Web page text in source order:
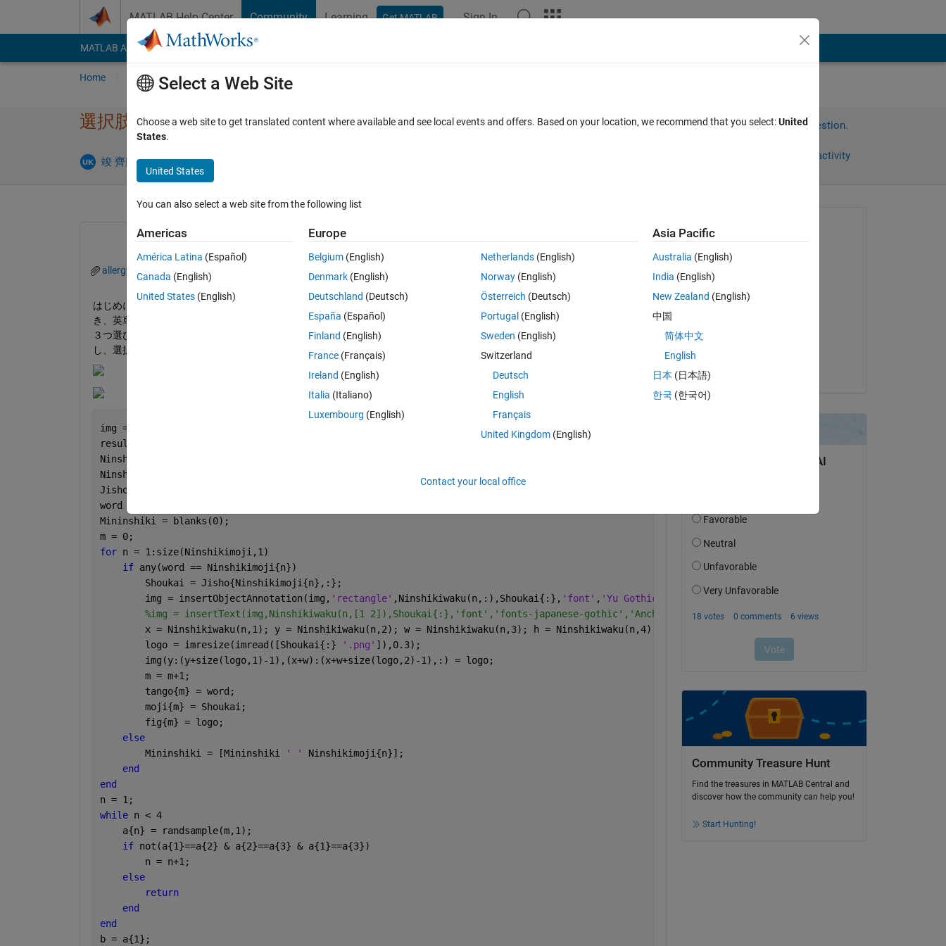
MATLAB Help Center Community Learning Get MATLAB Sign In
MATLAB Answers File Exchange Cody
Home Ask Answer Browse MATLAB FAQs
選択肢があるクイズのプログラムを作成する
竣 齊藤 19 Dec 2021
Sign in to answer this question.
Sign in to follow activity
Open in MATLAB Online 0 votes
allergy.xlsx
はじめに、OCR関数を用いて、英単語を読み取り、その英単語がallergy.xlsx内にあるかの判別を行います。順番に認識してい
き、英単語がallergy.xlsx内にあった場合、英単語と日本語訳とイラストに番号をつけていきます。次に、選択肢のランダムで
３つ選びます。（このとき重複しないようにします。）その後、３つの中から答えとなるものを選びます。最後に問題を出題
し、選択肢がイラストで表示されるようにします。
img = imread(
);
results = ocr(img);
Ninshikimoji = lower(results.Words);
Ninshikiwaku = results.WordBoundingBoxes;
Jisho = readtable(
word = categorical(Jisho.word);
Mininshiki = blanks(0);
m = 0;
for n = 1:size(Ninshikimoji,1)
if any(word == Ninshikimoji{n})
        Shoukai = Jisho{Ninshikimoji{n},:};
        img = insertObjectAnnotation(img,
'rectangle' ,Ninshikiwaku(n,:),Shoukai{:}, 'font' , 'Yu Gothic Bold'
%img = insertText(img,Ninshikiwaku(n,[1 2]),Shoukai{:},'font','fonts-japanese-gothic','AnchorPoint','LeftBottom');
        x = Ninshikiwaku(n,1); y = Ninshikiwaku(n,2); w = Ninshikiwaku(n,3); h = Ninshikiwaku(n,4);
        logo = imresize(imread([Shoukai{:}
'.png' ]),0.3);
        img(y:(y+size(logo,1)-1),(x+w):(x+w+size(logo,2)-1),:) = logo;
        m = m+1;
        tango{m} = word;
        moji{m} = Shoukai;
        fig{m} = logo;
else
        Mininshiki = [Mininshiki
' ' Ninshikimoji{n}];
end
end
n = 1;
while n < 4
    a{n} = randsample(m,1);
if not(a{1}==a{2} & a{2}==a{3} & a{1}==a{3})
        n = n+1;
else
return
end
end
b = a{1};
Asked:
on 19 Dec 2021
Commented:
Community Treasure Hunt
Find the treasures in MATLAB Central and
discover how the community can help you!
Start Hunting!
Select a Web Site
Choose a web site to get translated content where available and see local events and offers. Based on your location, we recommend that you select:United
States.
United States
You can also select a web site from the following list
Americas
América Latina (Español)
Canada (English)
United States (English)
Europe
Belgium (English)
Denmark (English)
Deutschland (Deutsch)
España (Español)
Finland (English)
France (Français)
Ireland (English)
Italia (Italiano)
Luxembourg (English)
Netherlands(English)
Norway(English)
Österreich (Deutsch)
Portugal (English)
Sweden (English)
Switzerland
Deutsch
English
Français
United Kingdom(English)
Asia Pacific
Australia (English)
India (English)
New Zealand (English)
中国
简体中文
English
日本 (日本語)
한국 (한국어)
Contact your local office